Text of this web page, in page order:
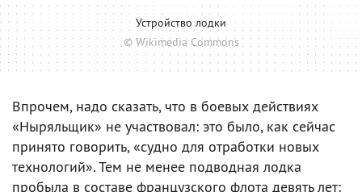
Устройство лодки
© Wikimedia Commons
Впрочем, надо сказать, что в боевых действиях
«Ныряльщик» не участвовал: это было, как сейчас
принято говорить, «судно для отработки новых
технологий». Тем не менее подводная лодка
пробыла в составе французского флота девять лет: